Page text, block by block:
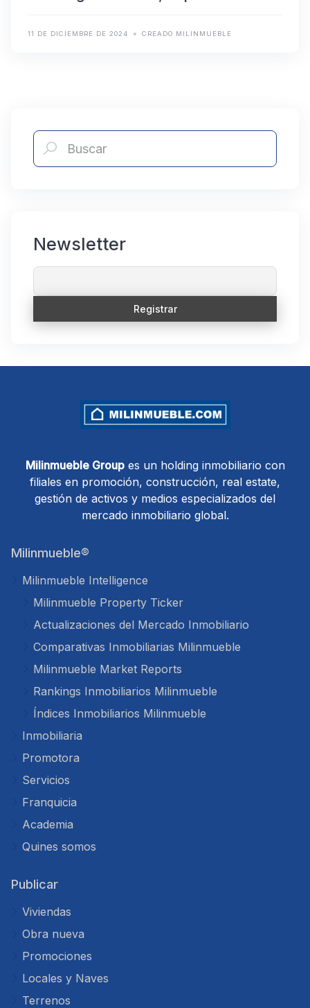
11 DE DICIEMBRE DE 2024 CREADO MILINMUEBLE
Newsletter
Milinmueble Groupes un holding inmobiliario con
filiales en promoción, construcción, real estate,
gestión de activos y medios especializados del
mercado inmobiliario global.
Milinmueble®
Milinmueble Intelligence
Milinmueble Property Ticker
Actualizaciones del Mercado Inmobiliario
Comparativas Inmobiliarias Milinmueble
Milinmueble Market Reports
Rankings Inmobiliarios Milinmueble
Índices Inmobiliarios Milinmueble
Inmobiliaria
Promotora
Servicios
Franquicia
Academia
Quines somos
Publicar
Viviendas
Obra nueva
Promociones
Locales y Naves
Terrenos